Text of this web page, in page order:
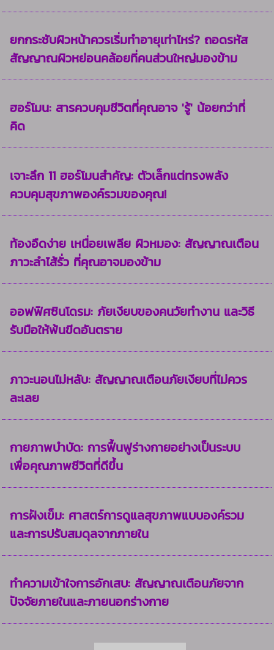
ยกกระชับผิวหน้าควรเริ่มทำอายุเท่าไหร่? ถอดรหัส
สัญญาณผิวหย่อนคล้อยที่คนส่วนใหญ่มองข้าม
ฮอร์โมน: สารควบคุมชีวิตที่คุณอาจ 'รู้' น้อยกว่าที่
คิด
เจาะลึก 11 ฮอร์โมนสำคัญ: ตัวเล็กแต่ทรงพลัง
ควบคุมสุขภาพองค์รวมของคุณ!
ท้องอืดง่าย เหนื่อยเพลีย ผิวหมอง: สัญญาณเตือน
ภาวะลำไส้รั่ว ที่คุณอาจมองข้าม
ออฟฟิศซินโดรม: ภัยเงียบของคนวัยทำงาน และวิธี
รับมือให้พ้นขีดอันตราย
ภาวะนอนไม่หลับ: สัญญาณเตือนภัยเงียบที่ไม่ควร
ละเลย
กายภาพบำบัด: การฟื้นฟูร่างกายอย่างเป็นระบบ
เพื่อคุณภาพชีวิตที่ดีขึ้น
การฝังเข็ม: ศาสตร์การดูแลสุขภาพแบบองค์รวม
และการปรับสมดุลจากภายใน
ทำความเข้าใจการอักเสบ: สัญญาณเตือนภัยจาก
ปัจจัยภายในและภายนอกร่างกาย